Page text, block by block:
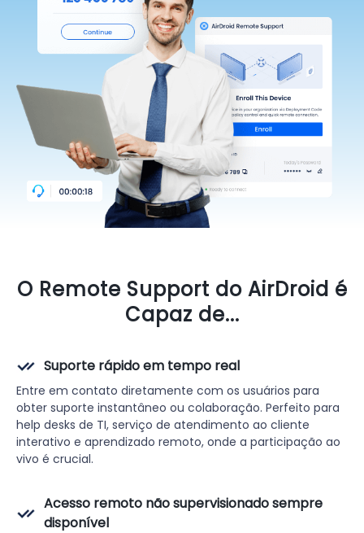
O Remote Support do AirDroid é
Capaz de...
Suporte rápido em tempo real
Entre em contato diretamente com os usuários para
obter suporte instantâneo ou colaboração. Perfeito para
help desks de TI, serviço de atendimento ao cliente
interativo e aprendizado remoto, onde a participação ao
vivo é crucial.
Acesso remoto não supervisionado sempre
disponível